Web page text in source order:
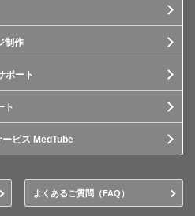
制作
ポート
ト
ビス MedTube
よくあるご質問（FAQ）